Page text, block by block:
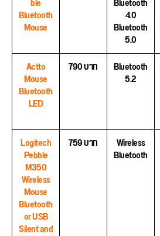
Bluetooth
Mouse
4.0
Bluetooth
5.0
Actto
Mouse
Bluetooth
LED
790 บาท Bluetooth
5.2
Logitech
Pebble
M350
Wireless
Mouse
Bluetooth
or USB
Silent and
759บาท Wireless
Bluetooth